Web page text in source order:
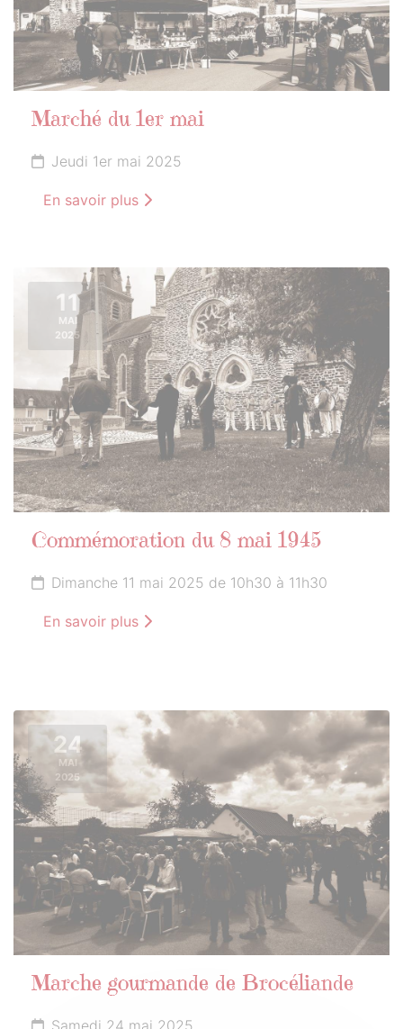
Marché du 1er mai
Jeudi 1er mai 2025
En savoir plus
11
MAI
2025
Commémoration du 8 mai 1945
Dimanche 11 mai 2025 de 10h30 à 11h30
En savoir plus
24
MAI
2025
Marche gourmande de Brocéliande
Samedi 24 mai 2025